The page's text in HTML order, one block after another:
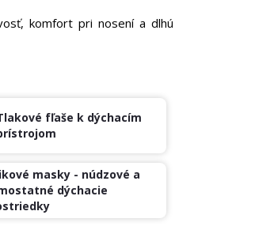
komfort pri nosení a dlhú
fľaše k dýchacím
masky - núdzové a
dýchacie